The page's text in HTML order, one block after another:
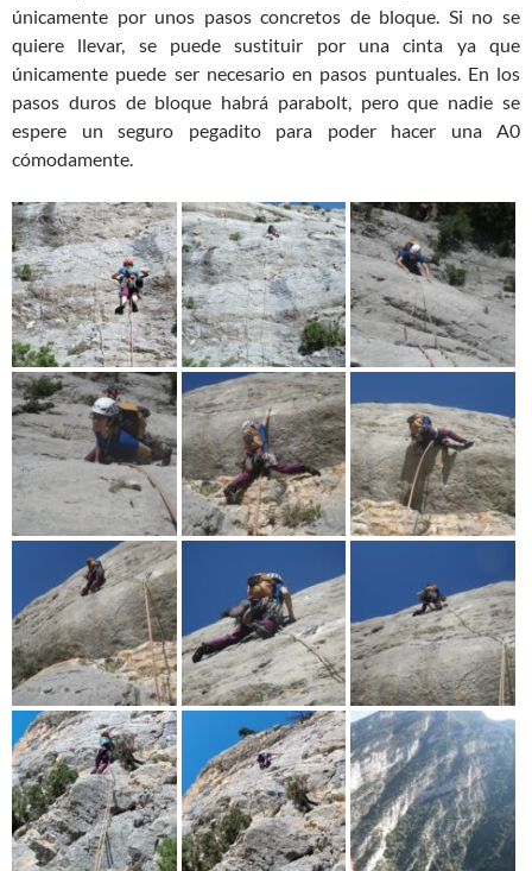
únicamente por unos pasos concretos de bloque. Si no se
quiere llevar, se puede sustituir por una cinta ya que
únicamente puede ser necesario en pasos puntuales. En los
pasos duros de bloque habrá parabolt, pero que nadie se
espere un seguro pegadito para poder hacer una A0
cómodamente.